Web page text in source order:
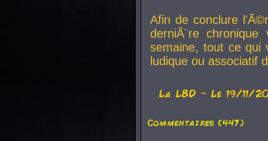
Afin de conclure
derniÃ¨re
semaine, tout ce qui
ludique ou associatif
La LBD - Le 19/11/
Commentaires (447)